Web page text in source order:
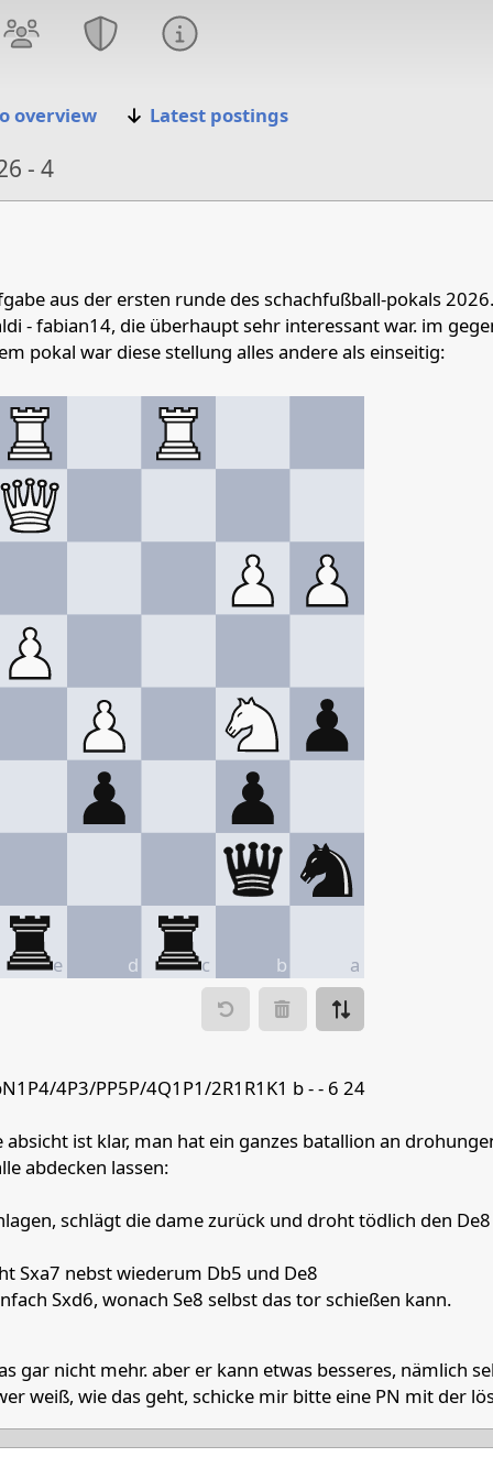
overview Latest postings
- 4
aus der ersten runde des schachfußball-pokals
- fabian14, die überhaupt sehr interessant war. im
pokal war diese stellung alles andere als einseitig:
e d c b a
e
Queen White
Pawn White
Pawn White
Knight
Black
Queen
Rook Black Rook Black
4P3/PP5P/4Q1P1/2R1R1K1 b - - 6 24
ist klar, man hat ein ganzes batallion an
abdecken lassen:
schlägt die dame zurück und droht tödlich den De8
Sxa7 nebst wiederum Db5 und De8
Sxd6, wonach Se8 selbst das tor schießen kann.
gar nicht mehr. aber er kann etwas besseres, nämlich
weiß, wie das geht, schicke mir bitte eine PN mit der